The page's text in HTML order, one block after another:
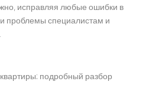
исправляя любые ошибки в
проблемы специалистам и
подробный разбор